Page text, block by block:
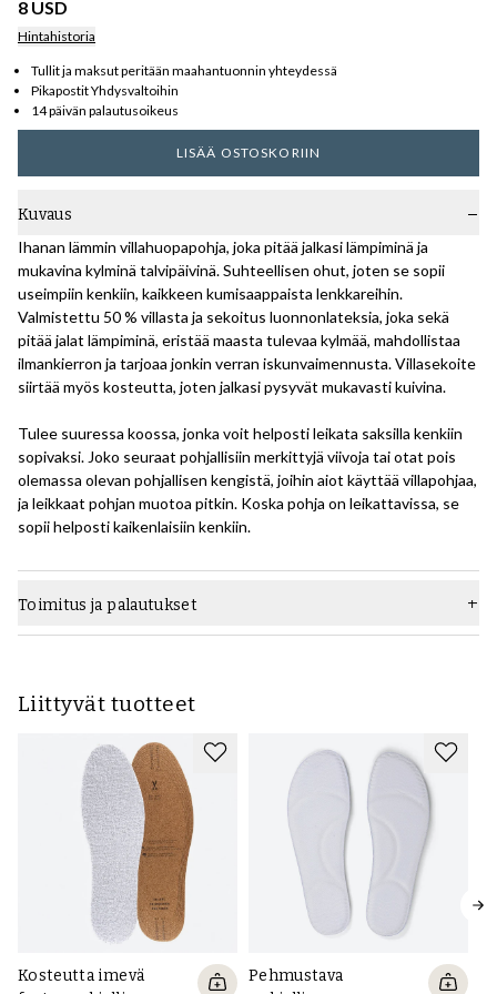
8 USD
Hintahistoria
Tullit ja maksut peritään maahantuonnin yhteydessä
Pikapostit Yhdysvaltoihin
14 päivän palautusoikeus
LISÄÄ OSTOSKORIIN
Kuvaus
Ihanan lämmin villahuopapohja, joka pitää jalkasi lämpiminä ja
mukavina kylminä talvipäivinä. Suhteellisen ohut, joten se sopii
useimpiin kenkiin, kaikkeen kumisaappaista lenkkareihin.
Valmistettu 50 % villasta ja sekoitus luonnonlateksia, joka sekä
pitää jalat lämpiminä, eristää maasta tulevaa kylmää, mahdollistaa
ilmankierron ja tarjoaa jonkin verran iskunvaimennusta. Villasekoite
siirtää myös kosteutta, joten jalkasi pysyvät mukavasti kuivina.
Tulee suuressa koossa, jonka voit helposti leikata saksilla kenkiin
sopivaksi. Joko seuraat pohjallisiin merkittyjä viivoja tai otat pois
olemassa olevan pohjallisen kengistä, joihin aiot käyttää villapohjaa,
ja leikkaat pohjan muotoa pitkin. Koska pohja on leikattavissa, se
sopii helposti kaikenlaisiin kenkiin.
Toimitus ja palautukset
Liittyvät tuotteet
Kosteutta imevä
Pehmustava